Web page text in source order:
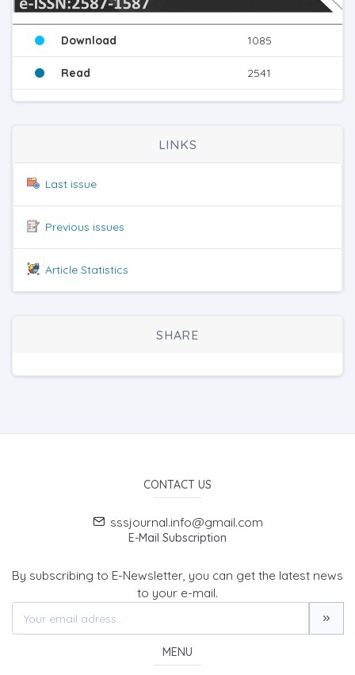
Download 1085
Read 2541
LINKS
Last issue
Previous issues
Article Statistics
SHARE
CONTACT US
sssjournal.info@gmail.com
E-Mail Subscription
By subscribing to E-Newsletter, you can get the latest news
to your e-mail.
MENU